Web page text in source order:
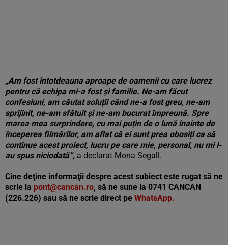
„Am fost întotdeauna aproape de oamenii cu care lucrez
pentru că echipa mi-a fost și familie. Ne-am făcut
confesiuni, am căutat soluții când ne-a fost greu, ne-am
sprijinit, ne-am sfătuit și ne-am bucurat împreună. Spre
marea mea surprindere, cu mai puțin de o lună înainte de
începerea filmărilor, am aflat că ei sunt prea obosiți ca să
continue acest proiect, lucru pe care mie, personal, nu mi l-
au spus niciodată”, a declarat Mona Segall.
Cine deţine informaţii despre acest subiect este rugat să ne
scrie la pont@cancan.ro, să ne sune la 0741 CANCAN
(226.226) sau să ne scrie direct pe WhatsApp.